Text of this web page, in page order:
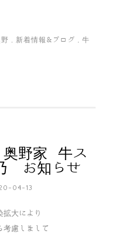
, 新着情報&ブログ , 牛
野家 牛ス
お知らせ
04-13
拡大により
考慮しまして